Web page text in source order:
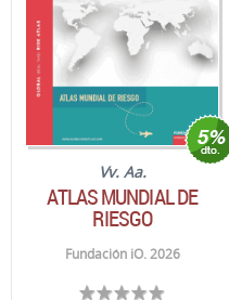
Vv. Aa.
ATLAS MUNDIAL DE
RIESGO
Fundación iO. 2026